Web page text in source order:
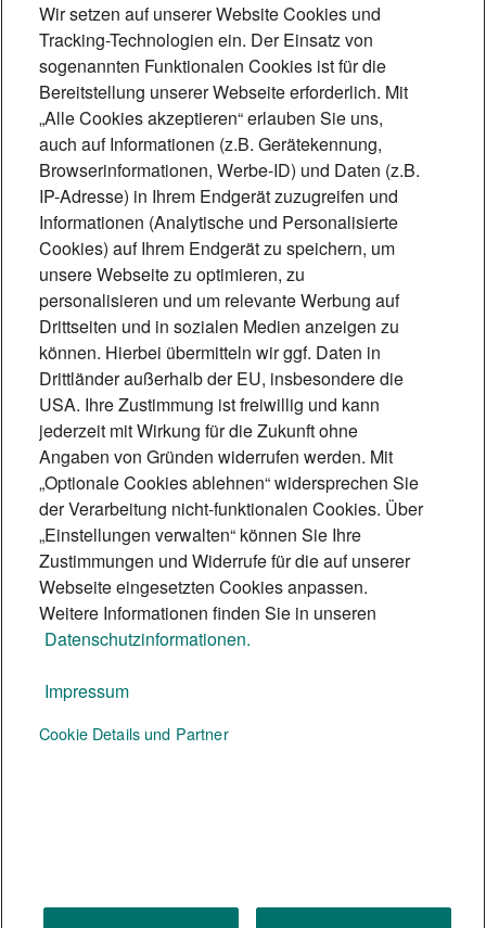
Foto: 90Grad Photography - Hilger &
Schneider GbR
Andernach – die essbare
Stadt
In Andernach wachsen Gemüse und
Obst mitten im Ort, gepflegt von
Gärtnern, geerntet von allen. Ein Besuch
in der mehr als 2.000 Jahre alten Stadt
zeigt, wie urbane Landwirtschaft
gelingen kann.
6 Min.
Te:nor Magazin
Wir setzen auf unserer Website Cookies und
Tracking-Technologien ein. Der Einsatz von
sogenannten Funktionalen Cookies ist für die
Bereitstellung unserer Webseite erforderlich. Mit
„Alle Cookies akzeptieren“ erlauben Sie uns,
auch auf Informationen (z.B. Gerätekennung,
Browserinformationen, Werbe-ID) und Daten (z.B.
IP-Adresse) in Ihrem Endgerät zuzugreifen und
Informationen (Analytische und Personalisierte
Cookies) auf Ihrem Endgerät zu speichern, um
unsere Webseite zu optimieren, zu
personalisieren und um relevante Werbung auf
Drittseiten und in sozialen Medien anzeigen zu
können. Hierbei übermitteln wir ggf. Daten in
Drittländer außerhalb der EU, insbesondere die
USA. Ihre Zustimmung ist freiwillig und kann
jederzeit mit Wirkung für die Zukunft ohne
Angaben von Gründen widerrufen werden. Mit
„Optionale Cookies ablehnen“ widersprechen Sie
der Verarbeitung nicht-funktionalen Cookies. Über
„Einstellungen verwalten“ können Sie Ihre
Zustimmungen und Widerrufe für die auf unserer
Webseite eingesetzten Cookies anpassen.
Weitere Informationen finden Sie in unseren
Datenschutzinformationen.
Impressum
Cookie Details und Partner